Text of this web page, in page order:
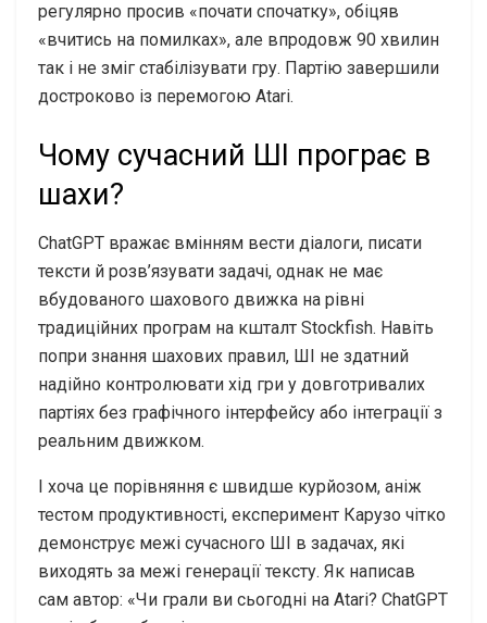
регулярно просив «почати спочатку», обіцяв
«вчитись на помилках», але впродовж 90 хвилин
так і не зміг стабілізувати гру. Партію завершили
достроково із перемогою Atari.
Чому сучасний ШІ програє в
шахи?
ChatGPT вражає вмінням вести діалоги, писати
тексти й розв’язувати задачі, однак не має
вбудованого шахового движка на рівні
традиційних програм на кшталт Stockfish. Навіть
попри знання шахових правил, ШІ не здатний
надійно контролювати хід гри у довготривалих
партіях без графічного інтерфейсу або інтеграції з
реальним движком.
І хоча це порівняння є швидше курйозом, аніж
тестом продуктивності, експеримент Карузо чітко
демонструє межі сучасного ШІ в задачах, які
виходять за межі генерації тексту. Як написав
сам автор: «Чи грали ви сьогодні на Atari? ChatGPT